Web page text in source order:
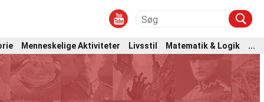
Menneskelige Aktiviteter Livsstil Matematik & Logik
...